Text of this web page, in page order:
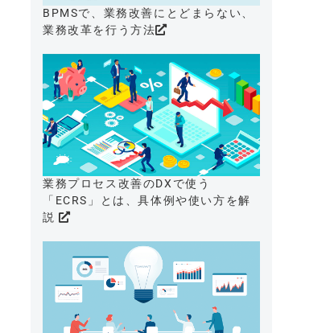
BPMSで、業務改善にとどまらない、
業務改革を行う方法
業務プロセス改善のDXで使う
「ECRS」とは、具体例や使い方を解
説